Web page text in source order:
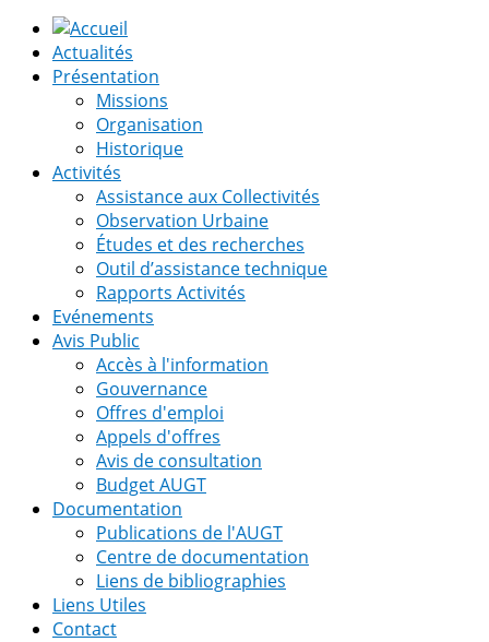
Actualités
Présentation
Missions
Organisation
Historique
Activités
Assistance aux Collectivités
Observation Urbaine
Études et des recherches
Outil d’assistance technique
Rapports Activités
Evénements
Avis Public
Accès à l'information
Gouvernance
Offres d'emploi
Appels d'offres
Avis de consultation
Budget AUGT
Documentation
Publications de l'AUGT
Centre de documentation
Liens de bibliographies
Liens Utiles
Contact